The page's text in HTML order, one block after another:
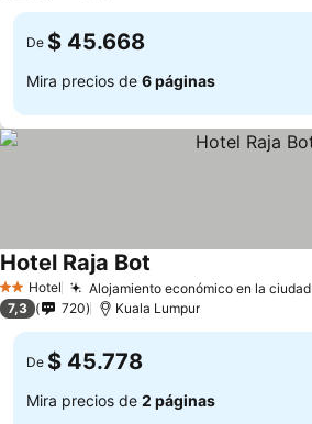
De $ 45.668
Mira precios de 6 páginas
2 Estrellas
Hotel Alojamiento económico en la ciudad
Hotel Raja Bot
7,3 720 Kuala Lumpur
De $ 45.778
Mira precios de 2 páginas